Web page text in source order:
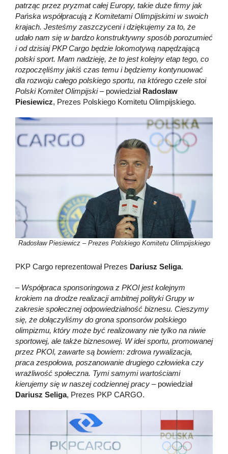
patrząc przez pryzmat całej Europy, takie duże firmy jak
Pańska współpracują z Komitetami Olimpijskimi w swoich
krajach. Jesteśmy zaszczyceni i dziękujemy za to, że
udało nam się w bardzo konstruktywny sposób porozumieć
i od dzisiaj PKP Cargo będzie lokomotywą napędzającą
polski sport. Mam nadzieję, że to jest kolejny etap tego, co
rozpoczęliśmy jakiś czas temu i będziemy kontynuować
dla rozwoju całego polskiego sportu, na którego czele stoi
Polski Komitet Olimpijski– powiedział Radosław
Piesiewicz, Prezes Polskiego Komitetu Olimpijskiego.
Radosław Piesiewicz – Prezes Polskiego Komitetu Olimpijskiego
PKP Cargo reprezentował Prezes Dariusz Seliga.
– Współpraca sponsoringowa z PKOl jest kolejnym
krokiem na drodze realizacji ambitnej polityki Grupy w
zakresie społecznej odpowiedzialność biznesu. Cieszymy
się, że dołączyliśmy do grona sponsorów polskiego
olimpizmu, który może być realizowany nie tylko na niwie
sportowej, ale także biznesowej. W idei sportu, promowanej
przez PKOl, zawarte są bowiem: zdrowa rywalizacja,
praca zespołowa, poszanowanie drugiego człowieka czy
wrażliwość społeczna. Tymi samymi wartościami
kierujemy się w naszej codziennej pracy – powiedział
Dariusz Seliga, Prezes PKP CARGO.